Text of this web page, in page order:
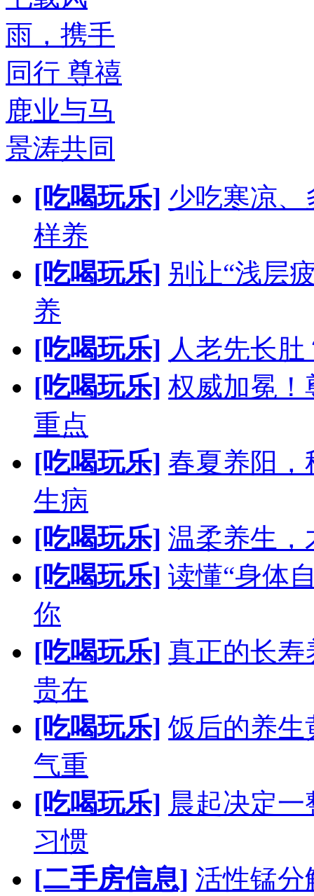
雨，携手
同行 尊禧
鹿业与马
景涛共同
[吃喝玩乐] 少吃寒凉
样养
[吃喝玩乐] 别让“浅层
养
[吃喝玩乐] 人老先长
[吃喝玩乐] 权威加冕！
重点
[吃喝玩乐] 春夏养阳
生病
[吃喝玩乐] 温柔养生，
[吃喝玩乐] 读懂“身体
你
[吃喝玩乐] 真正的长寿
贵在
[吃喝玩乐] 饭后的养生
气重
[吃喝玩乐] 晨起决定
习惯
[二手房信息] 活性锰分